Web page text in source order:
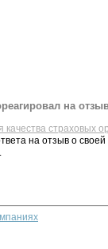
на
страховых
на отзыв о